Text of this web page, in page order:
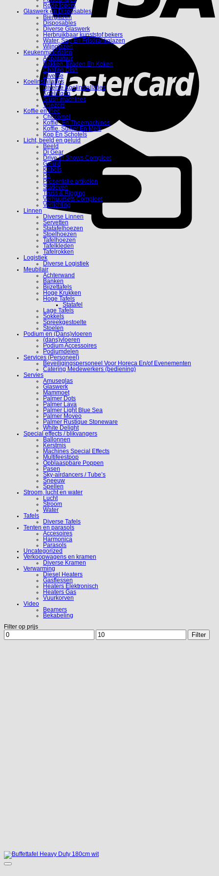
Rode lopers
Glaswerk en Disposables
Bierglazen
Disposables
Diverse Glaswerk
Herbruikbaar kunststof bekers
Water, Sap En Frisdrankglazen
Wijnglazen
Keukenmaterialen
Apparatuur
Bakken, Braden En Koken
Chafing Dish
Diverse
Koelinstallaties
Diverse Koelinstallaties
Koelingen
Slush-machines
Vriezers
Koffie en thee
Chocomel
Koffie- En Theemachines
Koffie, Suiker En Melk
Kop En Schotels
Licht, beeld en geluid
Beeld
Dj Gear
Drive-in Shows Compleet
Geluid
Kabels
Pa
Presentatie artikelen
Statieven
Truss & Rigging
Verhuursets Compleet
Verlichting
Linnen
Diverse Linnen
Servetten
Statafelhoezen
Stoelhoezen
Tafelhoezen
Tafelkleden
Tafelrokken
Logistiek
Diverse Logistiek
Meubilair
Achterwand
Banken
Bijzettafels
Hoge Krukken
Hoge Tafels
Statafel
Lage Tafels
Sokkels
Spreekgestoelte
Stoelen
Podium en (Dans)vloeren
(dans)vloeren
Podium Accessoires
Podiumdelen
Services (Personeel)
Beveiligingspersoneel Voor Horeca En/of Evenementen
Catering Medewerkers (bediening)
Servies
Amuseglas
Glaswerk
Mammoet
Palmer Dots
Palmer Lava
Palmer Light Blue Sea
Palmer Moveo
Palmer Rustique Stoneware
White Delight
Special effects / blikvangers
Ballonnen
Kerstmis
Machines Special Effects
Multifeestpop
Opblaaspbare Poppen
Pasen
Sky-airdancers / Tube’s
Sneeuw
Spellen
Stroom, lucht en water
Lucht
Stroom
Water
Tafels
Diverse Tafels
Tenten en parasols
Accesoires
Harmonica
Parasols
Uncategorized
Verkoopwagens en kramen
Diverse Kramen
Verwarming
Diesel Heaters
Gasflessen
Heaters Elektronisch
Heaters Gas
Vuurkorven
Video
Beamers
Bekabeling
Filter op prijs
Min.
prijs
Max.
prijs
Filter